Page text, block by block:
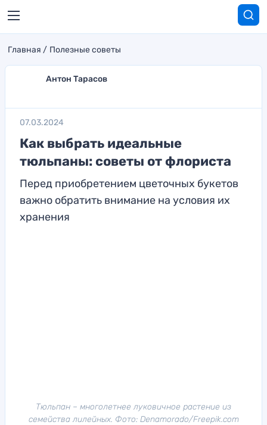
Главная Полезные советы
Антон Тарасов
07.03.2024
Как выбрать идеальные
тюльпаны: советы от флориста
Перед приобретением цветочных букетов
важно обратить внимание на условия их
хранения
Тюльпан – многолетнее луковичное растение из
семейства лилейных. Фото: Denamorado/Freepik.com